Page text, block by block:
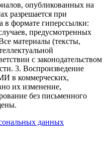
опубликованных на
разрешается при
в формате гиперссылки:
предусмотренных
материалы (тексты,
с законодательством
3. Воспроизведение
в коммерческих,
их изменение,
без письменного
данных